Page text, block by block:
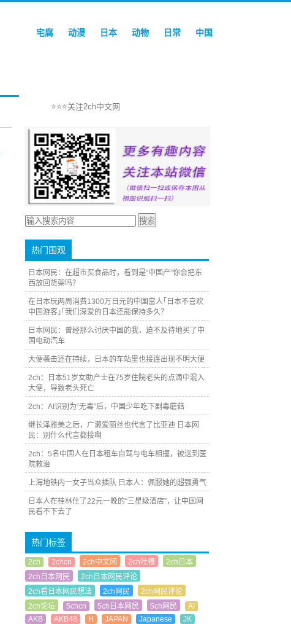
宅腐 动漫 日本 动物 日常 中国
⭐⭐⭐关注2ch中文网
热门围观
日本网民：在超市买食品时，看到是“中国产”你会把东
西放回货架吗？
在日本玩两周消费1300万日元的中国富人｢日本不喜欢
中国游客｣｢我们深爱的日本还能保持多久？
日本网民：曾经那么讨厌中国的我，迫不及待地买了中
国电动汽车
大便袭击还在持续，日本的车站里也接连出现不明大便
2ch：日本51岁女助产士在75岁住院老头的点滴中混入
大便，导致老头死亡
2ch：AI识别为“无毒”后，中国少年吃下剧毒蘑菇
继长泽雅美之后，广濑爱丽丝也代言了比亚迪 日本网
民：别什么代言都接啊
2ch：5名中国人在日本租车自驾与电车相撞，被送到医
院救治
上海地铁内一女子当众插队 日本人：佩服她的超强勇气
日本人在桂林住了22元一晚的“三星级酒店”，让中国网
民看不下去了
热门标签
2ch 2chcn 2ch中文网 2ch吐槽
2ch日本
2ch日本网民
2ch日本网民评论
2ch看日本网民想法
2ch网民
2ch网民评论
2ch论坛
5chcn 5ch日本网民 5ch网民
AI
AKB
AKB48 H JAPAN Japanese
JK